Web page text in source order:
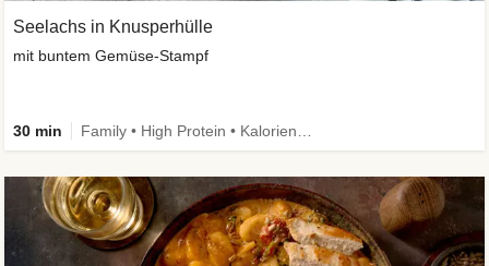
Seelachs in Knusperhülle
mit buntem Gemüse-Stampf
30 min